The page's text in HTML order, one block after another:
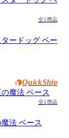
全1商品
ードッグ ベー
QuickShip
全1商品
法 ベース